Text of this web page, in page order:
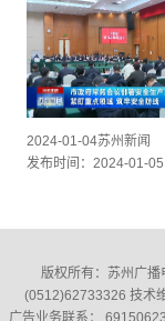
2024-01-04苏州新闻
发布时间：2024-01-05
版权所有：苏州广播
(0512)62733326‬ 技术
广告业务联系：